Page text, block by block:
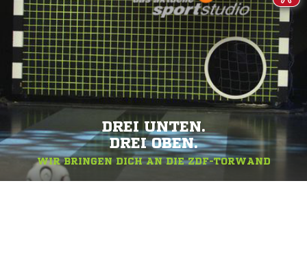
DREI UNTEN.
DREI OBEN.
WIR BRINGEN DICH AN DIE ZDF-TORWAND